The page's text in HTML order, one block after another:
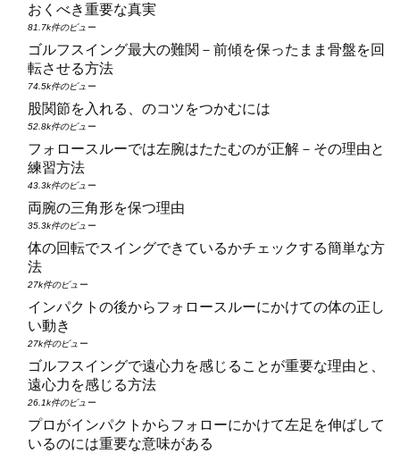
おくべき重要な真実
81.7k件のビュー
ゴルフスイング最大の難関－前傾を保ったまま骨盤を回
転させる方法
74.5k件のビュー
股関節を入れる、のコツをつかむには
52.8k件のビュー
フォロースルーでは左腕はたたむのが正解－その理由と
練習方法
43.3k件のビュー
両腕の三角形を保つ理由
35.3k件のビュー
体の回転でスイングできているかチェックする簡単な方
法
27k件のビュー
インパクトの後からフォロースルーにかけての体の正し
い動き
27k件のビュー
ゴルフスイングで遠心力を感じることが重要な理由と、
遠心力を感じる方法
26.1k件のビュー
プロがインパクトからフォローにかけて左足を伸ばして
いるのには重要な意味がある